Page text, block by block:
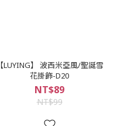
【LUYING】 波西米亞風/聖誕雪
花掛飾-D20
NT$89
NT$99